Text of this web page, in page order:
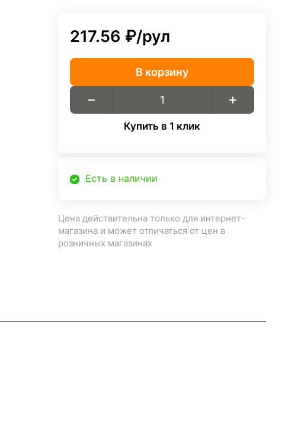
217.56 ₽/рул
В корзину
Купить в 1 клик
Есть в наличии
Цена действительна только для интернет-
магазина и может отличаться от цен в
розничных магазинах